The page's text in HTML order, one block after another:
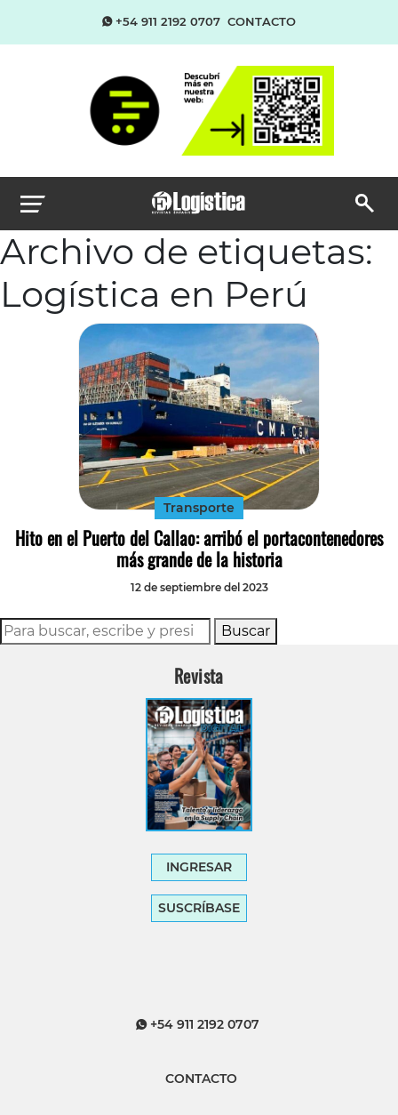
+54 911 2192 0707 CONTACTO
Archivo de etiquetas:
Logística en Perú
Transporte
Hito en el Puerto del Callao: arribó el portacontenedores
más grande de la historia
12 de septiembre del 2023
Buscar
Revista
INGRESAR
SUSCRÍBASE
+54 911 2192 0707
CONTACTO